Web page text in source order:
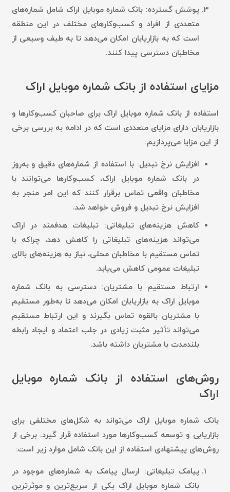
پوشش گسترده: بانک شماره موبایل اراک شامل شماره‌های
متعددی از افراد و کسب‌وکارهای مختلف در این منطقه
است که به بازاریابان امکان می‌دهد تا به طیف وسیعی از
مخاطبان دسترسی پیدا کنند.
مزایای استفاده از بانک شماره موبایل اراک
استفاده از بانک شماره موبایل اراک برای صاحبان کسب‌وکارها و
بازاریابان دارای مزایای متعددی است که در ادامه به بررسی برخی
از این مزایا می‌پردازیم:
افزایش نرخ تبدیل: با استفاده از شماره‌های دقیق و به‌روز
در بانک شماره موبایل اراک، کسب‌وکارها می‌توانند با
مخاطبان واقعی تماس برقرار کنند که این امر منجر به
افزایش نرخ تبدیل و فروش خواهد شد.
کاهش هزینه‌های تبلیغاتی: تبلیغات هدفمند در اراک
می‌تواند هزینه‌های تبلیغاتی را کاهش دهد، چراکه با
تماس مستقیم با مخاطبان محلی، نیاز به هزینه‌های بالای
تبلیغات عمومی کاهش می‌یابد.
ارتباط مستقیم با مشتریان: دسترسی به بانک شماره
موبایل اراک به بازاریابان امکان می‌دهد تا به‌طور مستقیم
با مشتریان بالقوه تماس بگیرند و این ارتباط مستقیم
می‌تواند تأثیر مثبت زیادی در جلب اعتماد و ایجاد رابطه
بلندمدت با مشتریان داشته باشد.
روش‌های استفاده از بانک شماره موبایل
اراک
بانک شماره موبایل اراک می‌تواند به شکل‌های مختلفی برای
بازاریابی و توسعه کسب‌وکارها مورد استفاده قرار گیرد. برخی از
روش‌های پیشنهادی استفاده از این بانک شامل موارد زیر است:
پیامک تبلیغاتی: ارسال پیامک به شماره‌های موجود در
بانک شماره موبایل اراک یکی از سریع‌ترین و موثرترین